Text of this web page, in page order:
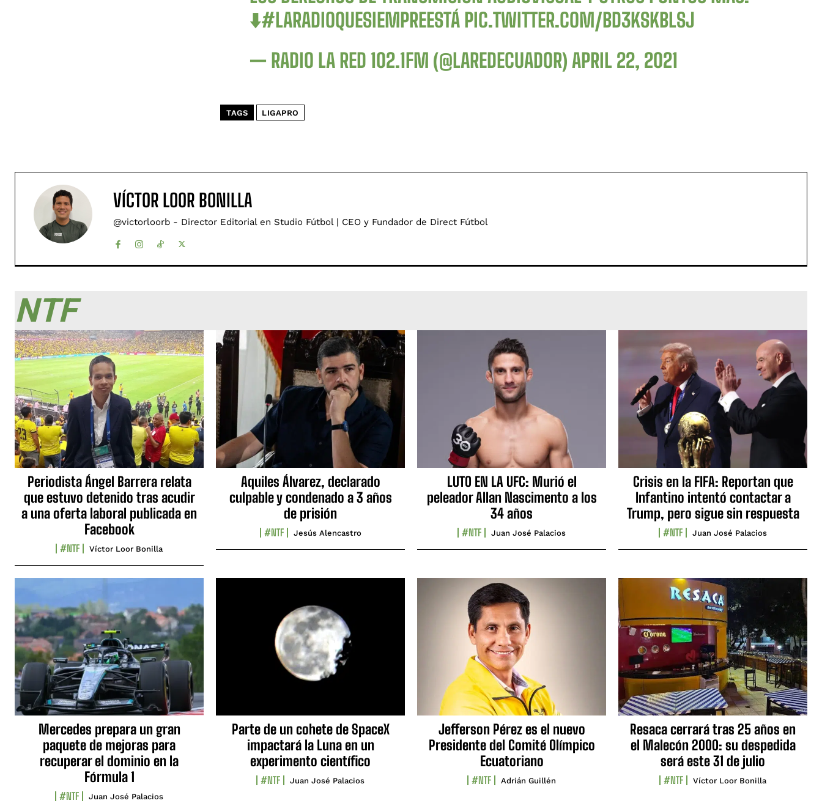
⬇️#LARADIOQUESIEMPREESTÁ PIC.TWITTER.COM/BD3KSKBLSJ
— RADIO LA RED 102.1FM (@LAREDECUADOR) APRIL 22, 2021
TAGS LIGAPRO
VÍCTOR LOOR BONILLA
@victorloorb - Director Editorial en Studio Fútbol | CEO y Fundador de Direct Fútbol
NTF
Periodista Ángel Barrera relata
que estuvo detenido tras acudir
a una oferta laboral publicada en
Facebook
#NTF Víctor Loor Bonilla
Aquiles Álvarez, declarado
culpable y condenado a 3 años
de prisión
#NTF Jesús Alencastro
LUTO EN LA UFC: Murió el
peleador Allan Nascimento a los
34 años
#NTF Juan José Palacios
Crisis en la FIFA: Reportan que
Infantino intentó contactar a
Trump, pero sigue sin respuesta
#NTF Juan José Palacios
Mercedes prepara un gran
paquete de mejoras para
recuperar el dominio en la
Fórmula 1
#NTF Juan José Palacios
Parte de un cohete de SpaceX
impactará la Luna en un
experimento científico
#NTF Juan José Palacios
Jefferson Pérez es el nuevo
Presidente del Comité Olímpico
Ecuatoriano
#NTF Adrián Guillén
Resaca cerrará tras 25 años en
el Malecón 2000: su despedida
será este 31 de julio
#NTF Víctor Loor Bonilla